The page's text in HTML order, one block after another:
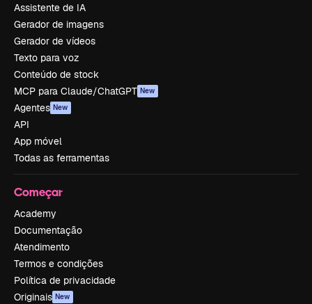
Assistente de IA
Gerador de imagens
Gerador de vídeos
Texto para voz
Conteúdo de stock
MCP para Claude/ChatGPT New
Agentes New
API
App móvel
Todas as ferramentas
Começar
Academy
Documentação
Atendimento
Termos e condições
Política de privacidade
Originais New